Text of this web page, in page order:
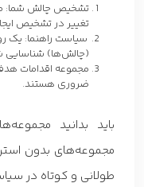
تشخیص چالش شما:
تغییر در تشخیص
سیاست راهنما: یک
(چالش‌ها)
مجموعه اقدامات
ضروری هستند.
باید بدانید
مجموعه‌های بدون
طولانی و کوتاه در